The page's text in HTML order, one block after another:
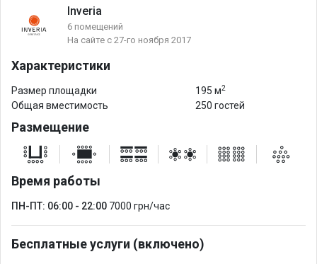
4 FULL HD ПРОЕКТОРА
4 ЭКРАНА
ЗВУЧНАЯ СИСТЕМА
2 МИКРОФОНА
МУЛЬТИМЕДИЙНЫЙ ФЛИПЧАРТ
НОУТБУК
КЛИКЕРЫ
Также можем помочь с организацией:
- Синхронный перевод
- Трансфер участников
Inveria
6 помещений
На сайте с 27-го ноября 2017
Характеристики
Размер площадки 195 м2
Общая вместимость 250 гостей
Размещение
Время работы
ПН-ПТ: 06:00 - 22:00 7000 грн/час
Бесплатные услуги (включено)